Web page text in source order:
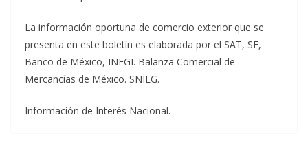
La información oportuna de comercio exterior que se
presenta en este boletín es elaborada por el SAT, SE,
Banco de México, INEGI. Balanza Comercial de
Mercancías de México. SNIEG.
Información de Interés Nacional.